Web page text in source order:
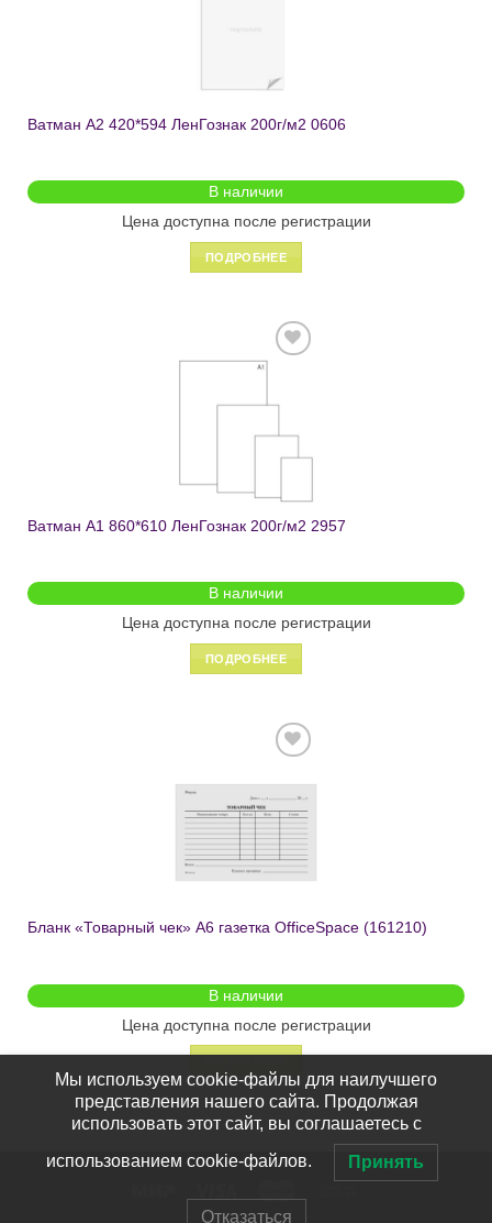
Ватман А2 420*594 ЛенГознак 200г/м2 0606
В наличии
Цена доступна после регистрации
ПОДРОБНЕЕ
Добавить
Ватман А1 860*610 ЛенГознак 200г/м2 2957
В наличии
Цена доступна после регистрации
ПОДРОБНЕЕ
в список
желаний
Бланк «Товарный чек» А6 газетка OfficeSpace (161210)
В наличии
Цена доступна после регистрации
Мы используем cookie-файлы для наилучшего
представления нашего сайта. Продолжая
использовать этот сайт, вы соглашаетесь с
использованием cookie-файлов. Принять
Отказаться